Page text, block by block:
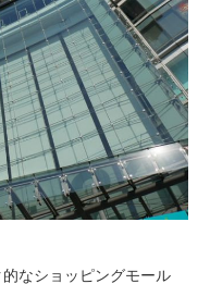
なショッピングモール